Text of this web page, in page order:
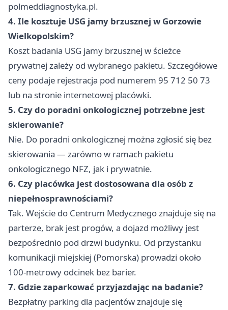
polmeddiagnostyka.pl.
4. Ile kosztuje USG jamy brzusznej w Gorzowie
Wielkopolskim?
Koszt badania USG jamy brzusznej w ścieżce
prywatnej zależy od wybranego pakietu. Szczegółowe
ceny podaje rejestracja pod numerem 95 712 50 73
lub na stronie internetowej placówki.
5. Czy do poradni onkologicznej potrzebne jest
skierowanie?
Nie. Do poradni onkologicznej można zgłosić się bez
skierowania — zarówno w ramach pakietu
onkologicznego NFZ, jak i prywatnie.
6. Czy placówka jest dostosowana dla osób z
niepełnosprawnościami?
Tak. Wejście do Centrum Medycznego znajduje się na
parterze, brak jest progów, a dojazd możliwy jest
bezpośrednio pod drzwi budynku. Od przystanku
komunikacji miejskiej (Pomorska) prowadzi około
100-metrowy odcinek bez barier.
7. Gdzie zaparkować przyjazdając na badanie?
Bezpłatny parking dla pacjentów znajduje się